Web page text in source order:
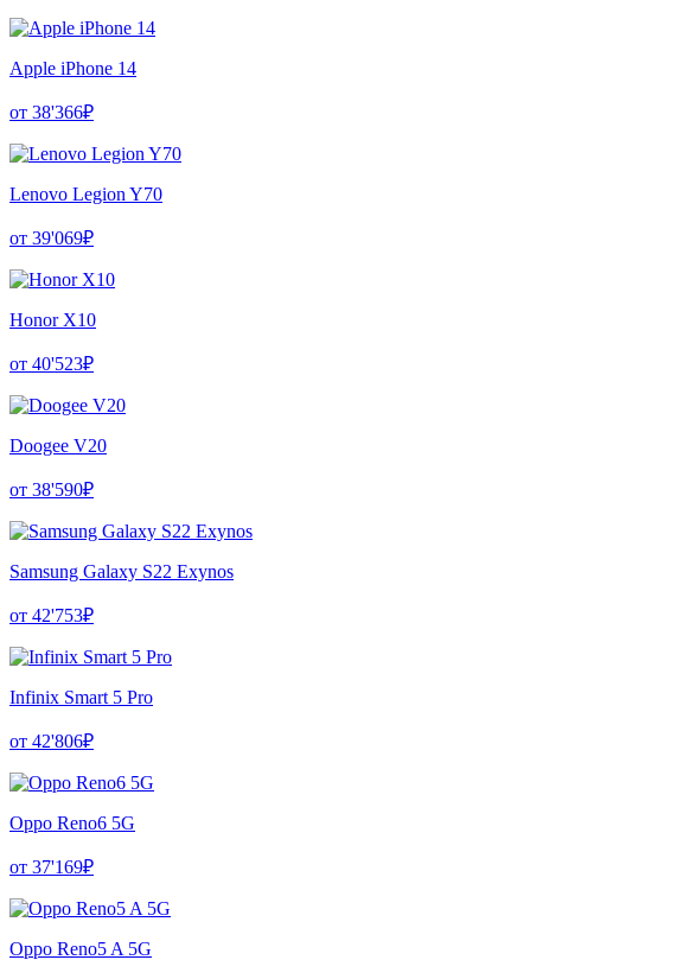
Apple iPhone 14
от 38'366₽
Lenovo Legion Y70
от 39'069₽
Honor X10
от 40'523₽
Doogee V20
от 38'590₽
Samsung Galaxy S22 Exynos
от 42'753₽
Infinix Smart 5 Pro
от 42'806₽
Oppo Reno6 5G
от 37'169₽
Oppo Reno5 A 5G